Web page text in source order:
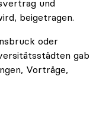
und
beigetragen.
oder
gab
Vorträge,
Gedenkjahr: